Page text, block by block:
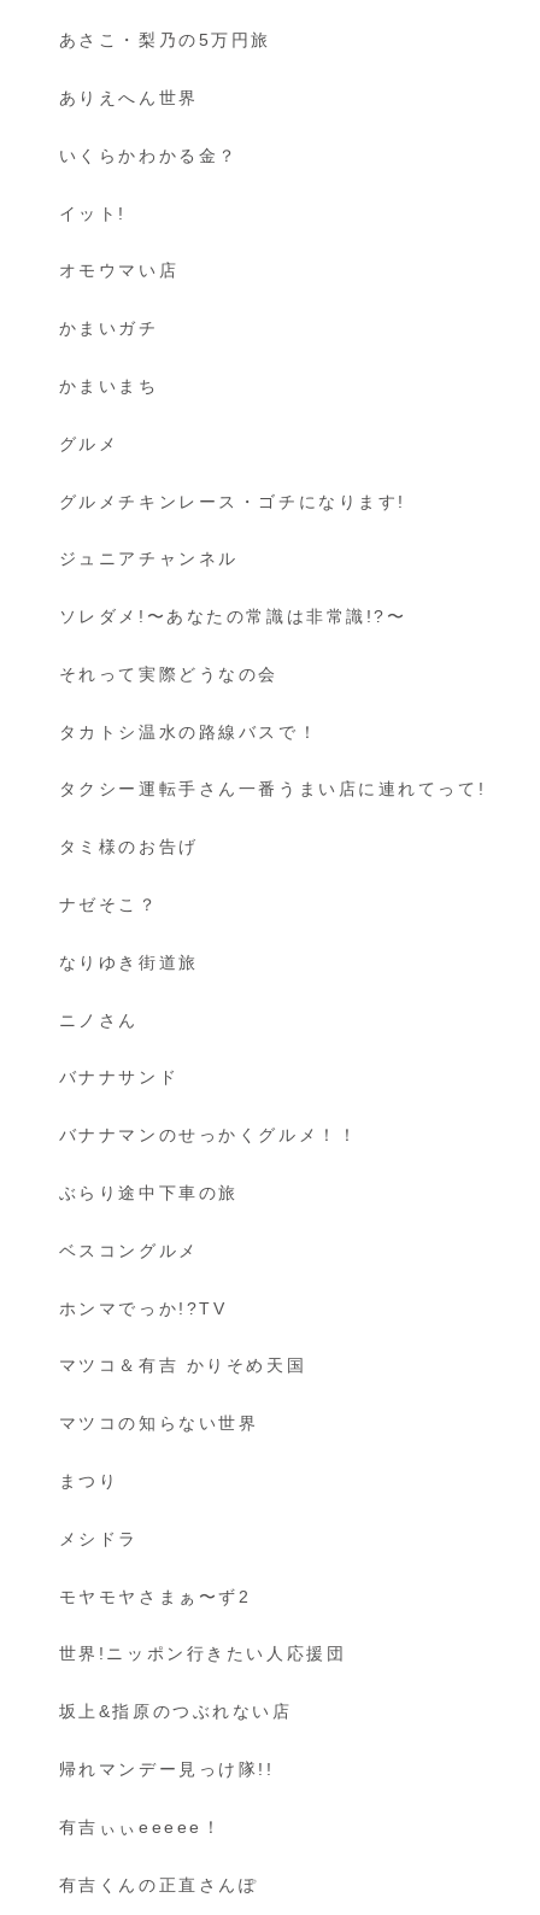
あさこ・梨乃の5万円旅
ありえへん世界
いくらかわかる金？
イット!
オモウマい店
かまいガチ
かまいまち
グルメ
グルメチキンレース・ゴチになります!
ジュニアチャンネル
ソレダメ!〜あなたの常識は非常識!?〜
それって実際どうなの会
タカトシ温水の路線バスで！
タクシー運転手さん一番うまい店に連れてって!
タミ様のお告げ
ナゼそこ？
なりゆき街道旅
ニノさん
バナナサンド
バナナマンのせっかくグルメ！！
ぶらり途中下車の旅
ベスコングルメ
ホンマでっか!?TV
マツコ＆有吉 かりそめ天国
マツコの知らない世界
まつり
メシドラ
モヤモヤさまぁ〜ず2
世界!ニッポン行きたい人応援団
坂上&指原のつぶれない店
帰れマンデー見っけ隊!!
有吉ぃぃeeeee！
有吉くんの正直さんぽ